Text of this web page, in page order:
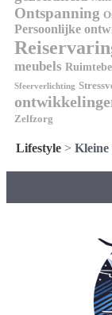
Ontspanning
Persoonlijke
meubels
Sfeerverlichting
Zelfzorg
Lifestyle > Kleine